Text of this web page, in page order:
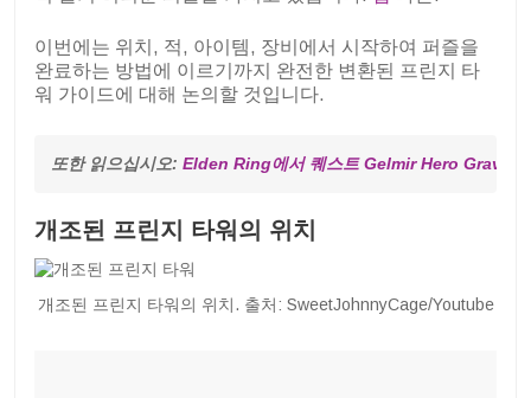
이번에는 위치, 적, 아이템, 장비에서 시작하여 퍼즐을
완료하는 방법에 이르기까지 완전한 변환된 프린지 타
워 가이드에 대해 논의할 것입니다.
또한 읽으십시오: Elden Ring에서 퀘스트 Gelmir Hero Grave를
개조된 프린지 타워의 위치
개조된 프린지 타워의 위치. 출처: SweetJohnnyCage/Youtube